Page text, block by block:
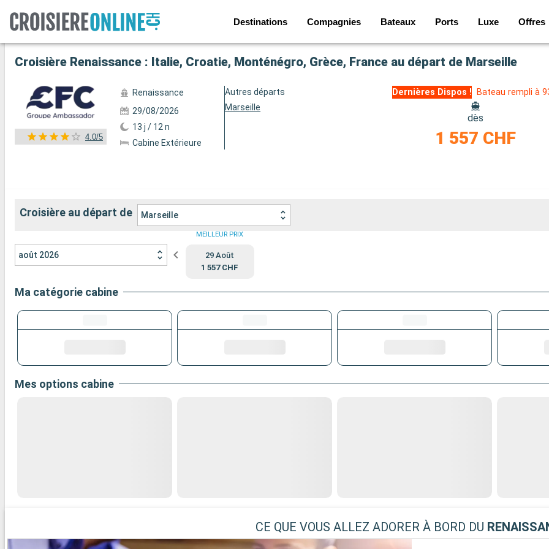
Destinations Compagnies Bateaux Ports Luxe Offres
Voir les 158 autres photos
Croisière Renaissance : Italie, Croatie, Monténégro, Grèce, France au départ de Marseille
4.0/5
Renaissance
29/08/2026
13 j / 12 n
Cabine Extérieure
Autres départs
Marseille
Dernières Dispos ! Bateau rempli à
dès
1 557 CHF
Croisière au départ de Marseille
août 2026
MEILLEUR PRIX
29 Août
1 557 CHF
Ma catégorie cabine
Mes options cabine
CE QUE VOUS ALLEZ ADORER À BORD DU